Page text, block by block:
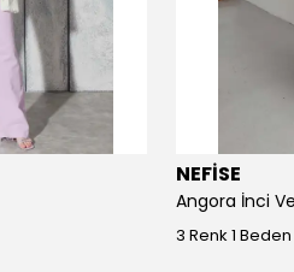
NEFİSE
Angora İnci
3 Renk 1 Beden